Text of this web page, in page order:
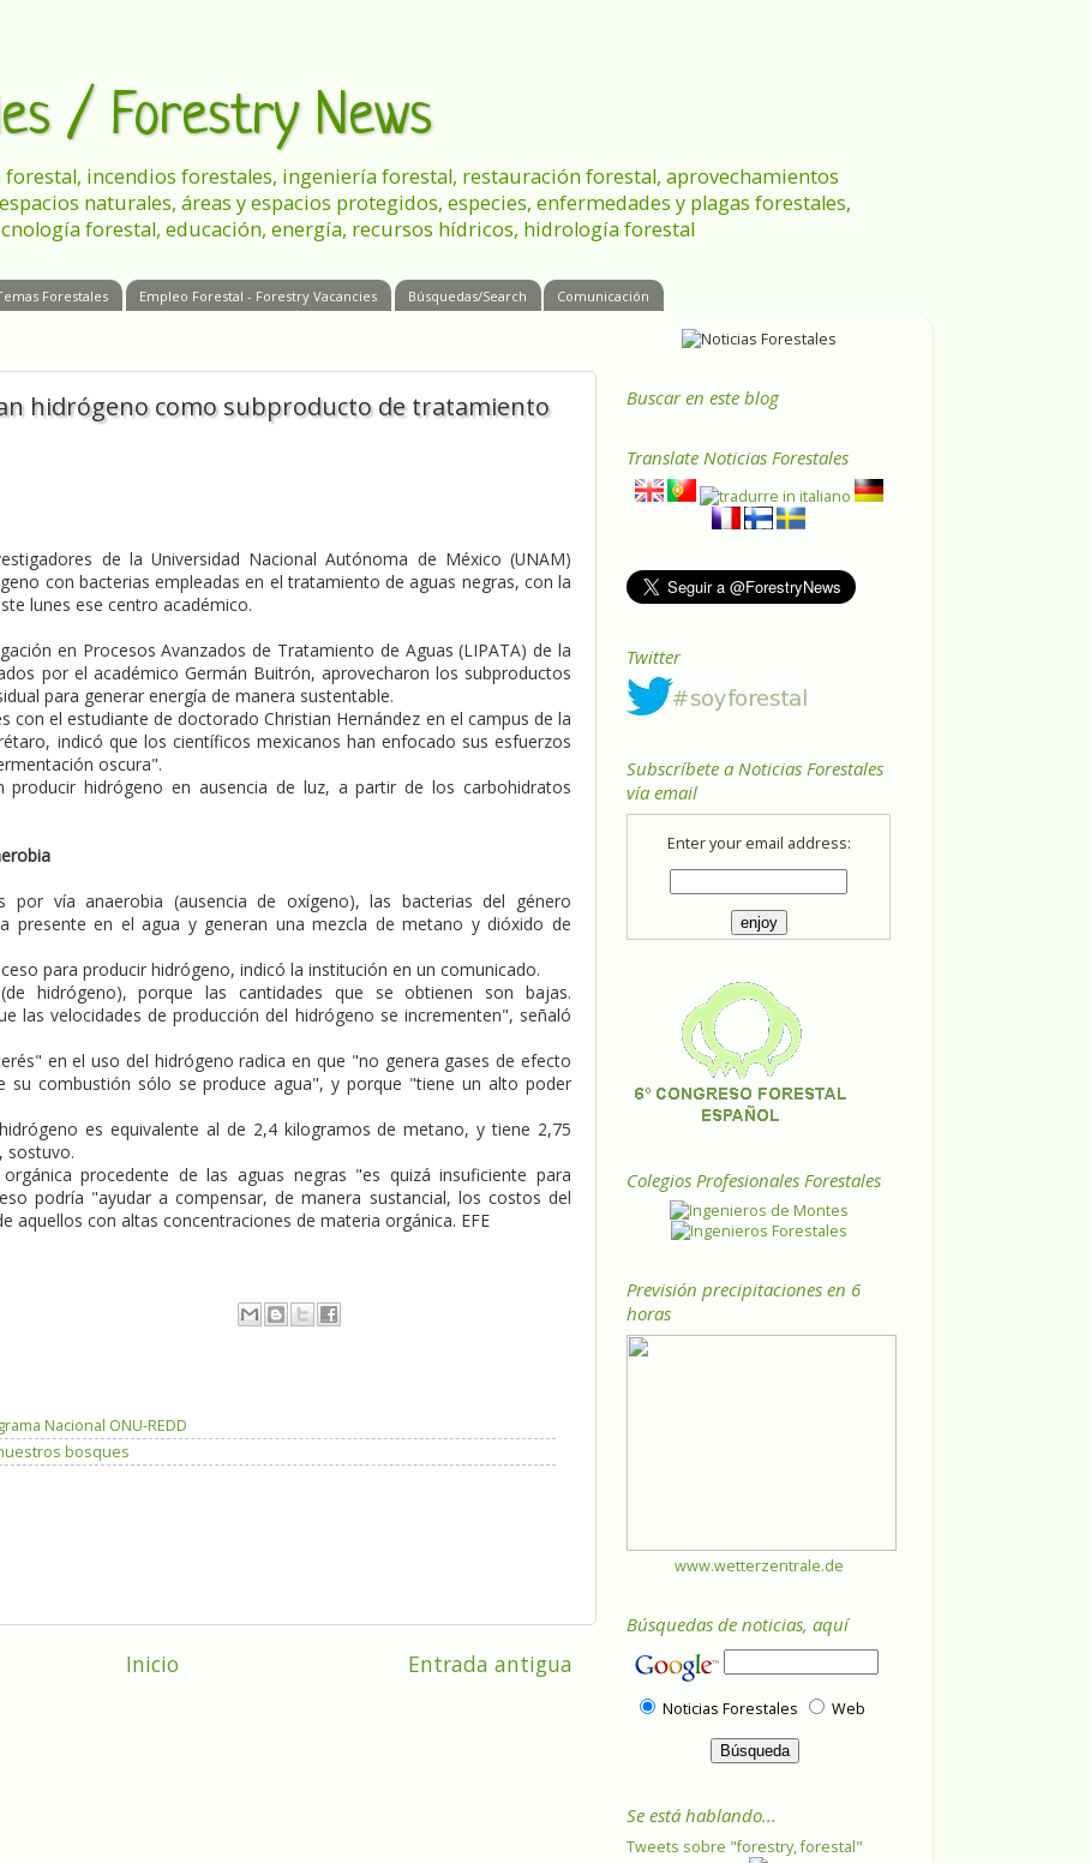
/ Forestry News
incendios forestales, ingeniería forestal, restauración forestal, aprovechamientos
naturales, áreas y espacios protegidos, especies, enfermedades y plagas forestales,
forestal, educación, energía, recursos hídricos, hidrología forestal
Forestales Empleo Forestal - Forestry Vacancies Búsquedas/Search Comunicación
hidrógeno como subproducto de tratamiento
de la Universidad Nacional Autónoma de México (UNAM)
con bacterias empleadas en el tratamiento de aguas negras, con la
lunes ese centro académico.
en Procesos Avanzados de Tratamiento de Aguas (LIPATA) de la
por el académico Germán Buitrón, aprovecharon los subproductos
para generar energía de manera sustentable.
con el estudiante de doctorado Christian Hernández en el campus de la
indicó que los científicos mexicanos han enfocado sus esfuerzos
oscura".
producir hidrógeno en ausencia de luz, a partir de los carbohidratos
vía anaerobia (ausencia de oxígeno), las bacterias del género
presente en el agua y generan una mezcla de metano y dióxido de
para producir hidrógeno, indicó la institución en un comunicado.
hidrógeno), porque las cantidades que se obtienen son bajas.
las velocidades de producción del hidrógeno se incrementen", señaló
en el uso del hidrógeno radica en que "no genera gases de efecto
su combustión sólo se produce agua", y porque "tiene un alto poder
es equivalente al de 2,4 kilogramos de metano, y tiene 2,75
sostuvo.
procedente de las aguas negras "es quizá insuficiente para
podría "ayudar a compensar, de manera sustancial, los costos del
aquellos con altas concentraciones de materia orgánica. EFE
Nacional ONU-REDD
bosques
Entrada antigua
Inicio
Buscar en este blog
Translate Noticias Forestales
Twitter
Subscríbete a Noticias Forestales
vía email
Enter your email address:
Colegios Profesionales Forestales
Previsión precipitaciones en 6
horas
www.wetterzentrale.de
Búsquedas de noticias, aquí
Noticias Forestales Web
Se está hablando...
Tweets sobre "forestry, forestal"